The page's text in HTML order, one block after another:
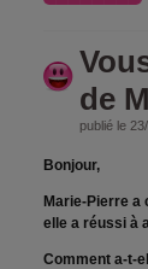
de
publié le
Bonjour,
Marie-Pierre a
elle a réussi à
Comment a-t-